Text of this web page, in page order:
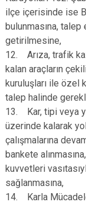
ilçe içerisinde ise
bulunmasına, talep
getirilmesine,
12. Arıza, trafik
kalan araçların
kuruluşları ile özel
talep halinde
13. Kar, tipi veya
üzerinde kalarak
çalışmalarına
bankete
kuvvetleri
sağlanmasına,
14. Karla